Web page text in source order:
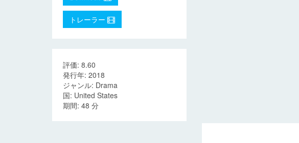
トレーラー
評価: 8.60
発行年: 2018
ジャンル: Drama
国: United States
期間: 48 分